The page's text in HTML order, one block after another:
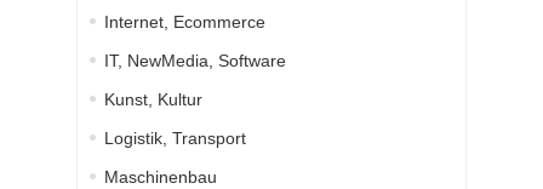
Internet, Ecommerce
IT, NewMedia, Software
Kunst, Kultur
Logistik, Transport
Maschinenbau